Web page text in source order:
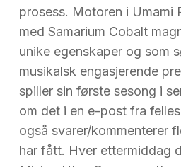
prosess. Motoren i Umami
med Samarium Cobalt
unike egenskaper og som
musikalsk engasjerende
spiller sin første sesong i
om det i en e-post fra
også svarer/kommenterer
har fått. Hver ettermiddag